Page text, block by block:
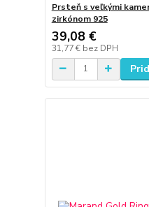
Prsteň s veľkými
zirkónom 925
39,08 €
31,77 € bez DPH